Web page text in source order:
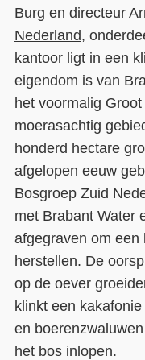
Burg en directeur
Nederland,
kantoor ligt in een
eigendom is van
het voormalig
moerasachtig
honderd hectare
afgelopen eeuw
Bosgroep Zuid
met Brabant Water
afgegraven om een
herstellen. De
op de oever
klinkt een
en
het bos inlopen.